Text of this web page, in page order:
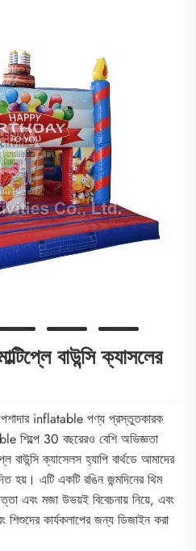
বাউন্সি ক্যাসলের
inflatable পণ্য প্রস্তুতকারক
শিল্পে 30 বছরেরও বেশি অভিজ্ঞতা
বাউন্সি ক্যাসেলস হ্যাপি বার্থডে আমাদের
হয়। এটি একটি রঙিন জন্মদিনের থিম
এবং মজা উভয়ই বিবেচনায় নিয়ে, এবং
শিশুদের কার্যকলাপের জন্য ডিজাইন করা